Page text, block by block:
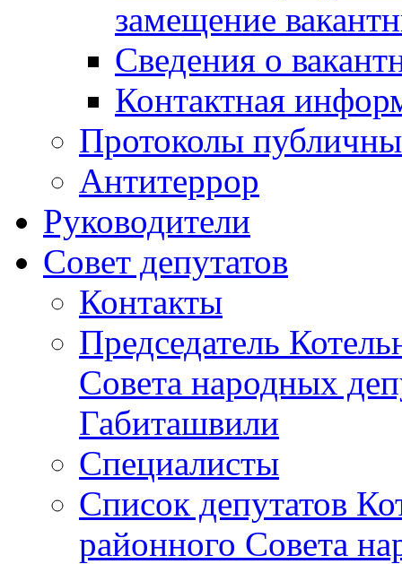
замещение
Сведения о
Контактная
Протоколы
Антитеррор
Руководители
Совет депутатов
Контакты
Председатель
Совета народных
Габиташвили
Специалисты
Список депутатов
районного Совета